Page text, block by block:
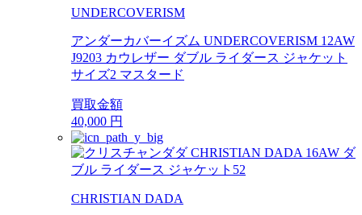
UNDERCOVERISM
アンダーカバーイズム UNDERCOVERISM 12AW
J9203 カウレザー ダブル ライダース ジャケット
サイズ2 マスタード
買取金額
40,000 円
CHRISTIAN DADA